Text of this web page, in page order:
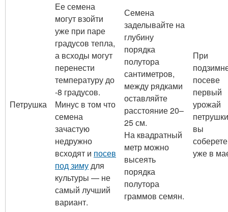
Петрушка
Ее семена
могут взойти
уже при паре
градусов тепла,
а всходы могут
перенести
температуру до
-8 градусов.
Минус в том что
семена
зачастую
недружно
всходят и посев
под зимудля
культуры — не
самый лучший
вариант.
Семена
заделывайте на
глубину
порядка
полутора
сантиметров,
между рядками
оставляйте
расстояние 20–
25 см.
На квадратный
метр можно
высеять
порядка
полутора
граммов семян.
При
посеве
первый
урожай
петрушки
вы
соберете
уже в